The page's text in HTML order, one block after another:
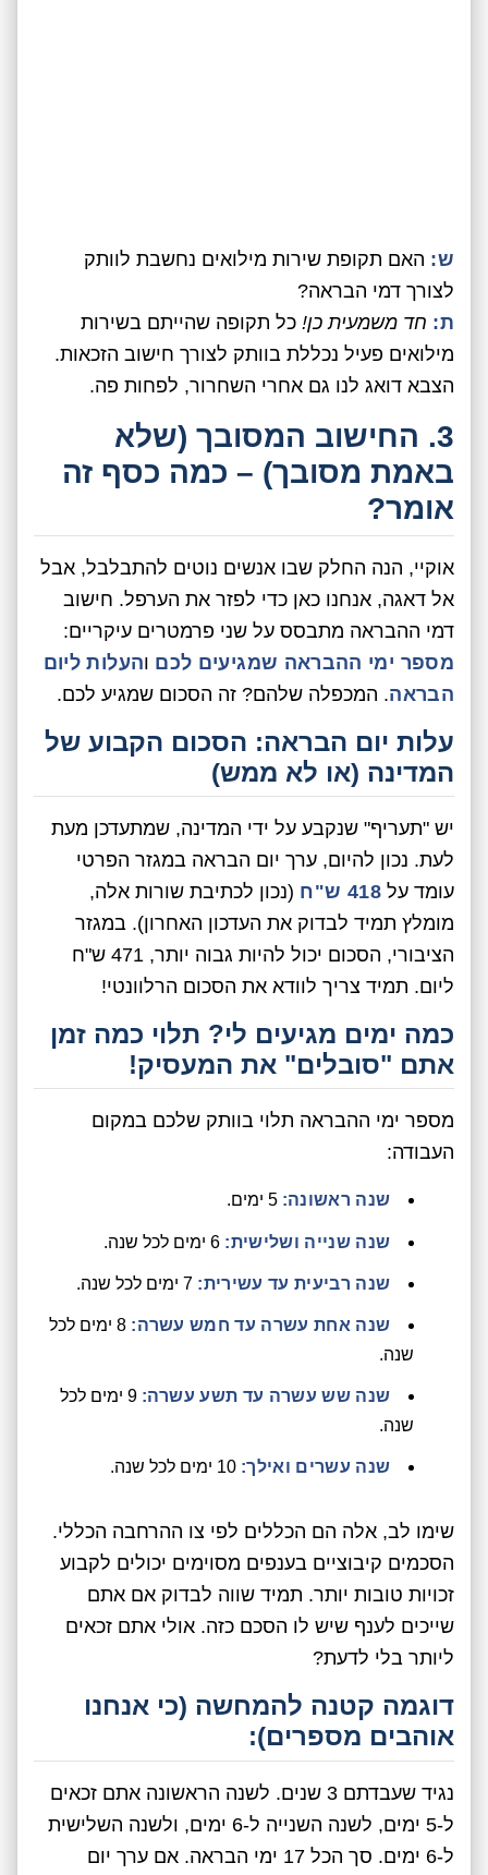
ש: האם תקופת שירות מילואים נחשבת לוותק
לצורך דמי הבראה?
ת: חד משמעית כן! כל תקופה שהייתם בשירות
מילואים פעיל נכללת בוותק לצורך חישוב הזכאות.
הצבא דואג לנו גם אחרי השחרור, לפחות פה.
3. החישוב המסובך (שלא
באמת מסובך) – כמה כסף זה
אומר?
אוקיי, הנה החלק שבו אנשים נוטים להתבלבל, אבל
אל דאגה, אנחנו כאן כדי לפזר את הערפל. חישוב
דמי ההבראה מתבסס על שני פרמטרים עיקריים:
מספר ימי ההבראה שמגיעים לכם והעלות ליום
הבראה. המכפלה שלהם? זה הסכום שמגיע לכם.
עלות יום הבראה: הסכום הקבוע של
המדינה (או לא ממש)
יש "תעריף" שנקבע על ידי המדינה, שמתעדכן מעת
לעת. נכון להיום, ערך יום הבראה במגזר הפרטי
עומד על 418 ש"ח
(נכון לכתיבת שורות אלה,
מומלץ תמיד לבדוק את העדכון האחרון). במגזר
הציבורי, הסכום יכול להיות גבוה יותר, 471 ש"ח
ליום. תמיד צריך לוודא את הסכום הרלוונטי!
כמה ימים מגיעים לי? תלוי כמה זמן
אתם "סובלים" את המעסיק!
מספר ימי ההבראה תלוי בוותק שלכם במקום
העבודה:
שנה ראשונה: 5 ימים.
שנה שנייה ושלישית:
שנה רביעית עד עשירית:
שנה אחת עשרה עד חמש עשרה:
8 ימים לכל
שנה.
שנה שש עשרה עד תשע עשרה:
9 ימים לכל
שנה.
שנה עשרים ואילך:
שימו לב, אלה הם הכללים לפי צו ההרחבה הכללי.
הסכמים קיבוציים בענפים מסוימים יכולים לקבוע
זכויות טובות יותר. תמיד שווה לבדוק אם אתם
שייכים לענף שיש לו הסכם כזה. אולי אתם זכאים
ליותר בלי לדעת?
דוגמה קטנה להמחשה (כי אנחנו
אוהבים מספרים):
נגיד שעבדתם 3 שנים. לשנה הראשונה אתם זכאים
ל-5 ימים, לשנה השנייה ל-6 ימים, ולשנה השלישית
ל-6 ימים. סך הכל 17 ימי הבראה. אם ערך יום